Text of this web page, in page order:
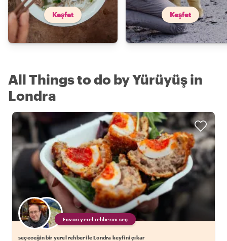
Keşfet Keşfet
All Things to do by Yürüyüş in
Londra
Favori yerel rehberini seç
seçeceğin bir yerel rehber ile Londra keyfini çıkar